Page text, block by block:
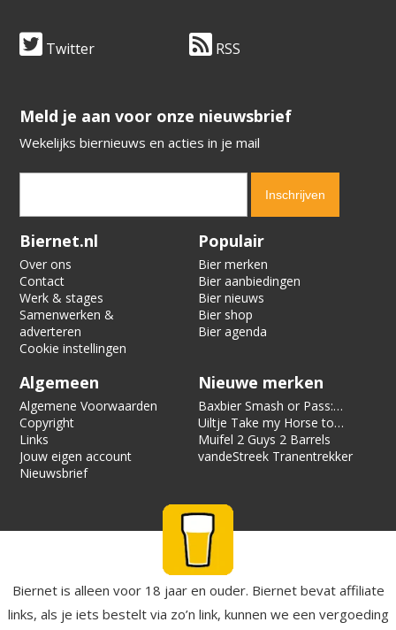
Twitter RSS
​​​​​​​Meld je aan voor onze nieuwsbrief
Wekelijks biernieuws en acties in je mail
Verification code:
Biernet.nl
Over ons
Contact
Werk & stages
Samenwerken &
adverteren
Cookie instellingen
Populair
Bier merken
Bier aanbiedingen
Bier nieuws
Bier shop
Bier agenda
Algemeen
Algemene Voorwaarden
Copyright
Links
Jouw eigen account
Nieuwsbrief
Nieuwe merken
Baxbier Smash or Pass:
Strata
Uiltje Take my Horse to
the Hotel Room
Muifel 2 Guys 2 Barrels
vandeStreek Tranentrekker
Biernet is alleen voor 18 jaar en ouder. Biernet bevat affiliate
links, als je iets bestelt via zo’n link, kunnen we een vergoeding